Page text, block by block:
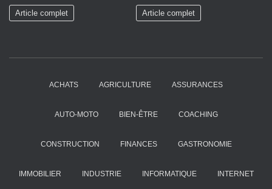
Article complet Article complet
ACHATS AGRICULTURE ASSURANCES
AUTO-MOTO BIEN-ÊTRE COACHING
CONSTRUCTION FINANCES GASTRONOMIE
IMMOBILIER INDUSTRIE INFORMATIQUE INTERNET